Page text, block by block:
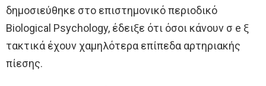
δημοσιεύθηκε στο επιστημονικό περιοδικό
Biological Psychology, έδειξε ότι όσοι κάνουν σ e ξ
τακτικά έχουν χαμηλότερα επίπεδα αρτηριακής
πίεσης.